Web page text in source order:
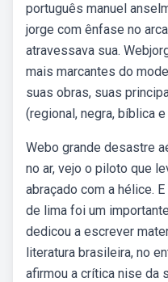
português manuel
jorge com ênfase no
atravessava sua.
mais marcantes do
suas obras, suas
(regional, negra, bíblica
Webo grande desastre
no ar, vejo o piloto que
abraçado com a hélice.
de lima foi um
dedicou a escrever
literatura brasileira, no
afirmou a crítica nise da